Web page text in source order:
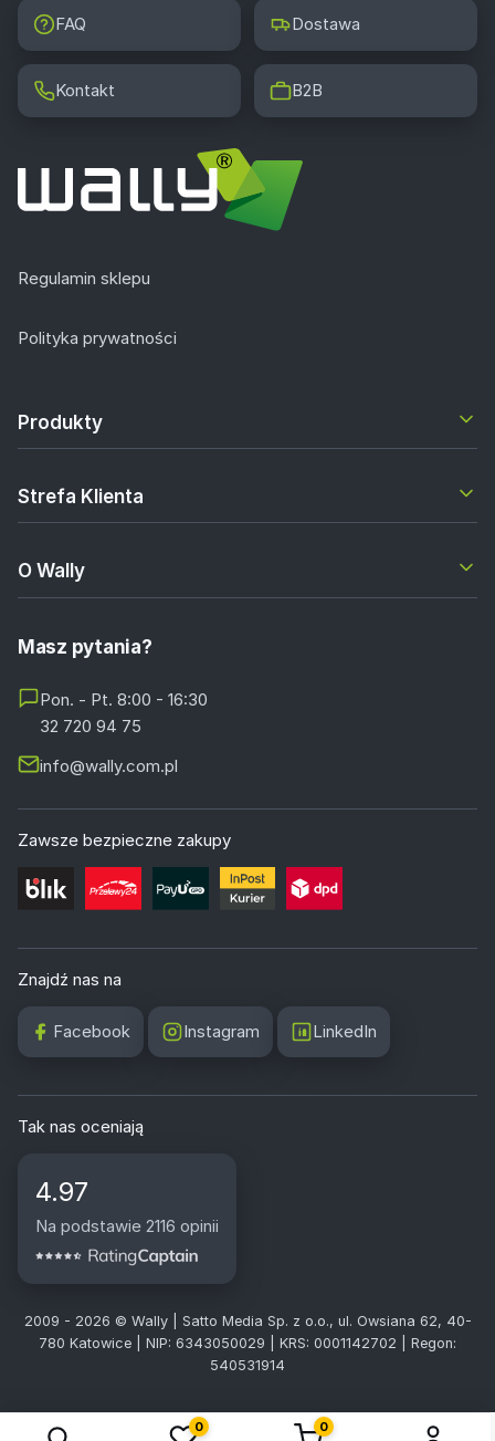
FAQ Dostawa
Kontakt B2B
Regulamin sklepu
Polityka prywatności
Produkty
Strefa Klienta
O Wally
Masz pytania?
Pon. - Pt. 8:00 - 16:30
32 720 94 75
info@wally.com.pl
Zawsze bezpieczne zakupy
Znajdź nas na
Facebook Instagram LinkedIn
Tak nas oceniają
4.97
Na podstawie 2116 opinii
2009 - 2026 © Wally | Satto Media Sp. z o.o., ul. Owsiana 62, 40-
780 Katowice | NIP: 6343050029 | KRS: 0001142702 | Regon:
540531914
0 0